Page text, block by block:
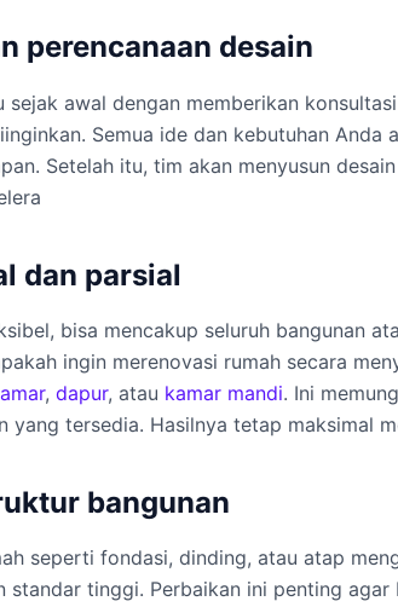
perencanaan desain
sejak awal dengan memberikan
Semua ide dan kebutuhan Anda
Setelah itu, tim akan menyusun
dan parsial
bisa mencakup seluruh bangunan
ingin merenovasi rumah secara
, dapur, atau kamar mandi. Ini
yang tersedia. Hasilnya tetap maksimal
bangunan
seperti fondasi, dinding, atau atap
standar tinggi. Perbaikan ini penting